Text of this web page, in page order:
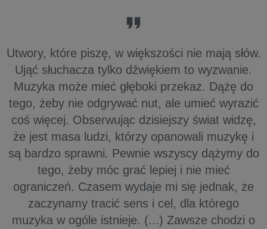
Utwory, które piszę, w większości nie mają słów.
Ująć słuchacza tylko dźwiękiem to wyzwanie.
Muzyka może mieć głęboki przekaz. Dążę do
tego, żeby nie odgrywać nut, ale umieć wyrazić
coś więcej. Obserwując dzisiejszy świat widzę,
że jest masa ludzi, którzy opanowali muzykę i
są bardzo sprawni. Pewnie wszyscy dążymy do
tego, żeby móc grać lepiej i nie mieć
ograniczeń. Czasem wydaje mi się jednak, że
zaczynamy tracić sens i cel, dla którego
muzyka w ogóle istnieje. (...) Zawsze chodzi o